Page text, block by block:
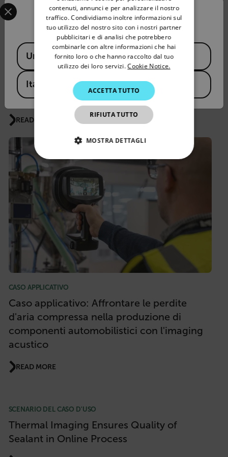
Torpedo in acciaio
READ MORE
NOTA TECNICA
Riduzione dei rischi nascosti nella
produzione di alimenti e bevande
READ MORE
CASO APPLICATIVO
Caso applicativo: Affrontare le perdite
d'aria compressa nella produzione di
componenti automobilistici con l'imaging
acustico
READ MORE
SCENARIO DEL CASO D'USO
Thermal Imaging Ensures Quality of
Sealant in Online Process
Confirm Location
Select your preferred country and language from the
Available Locations
United States
Italy
FRENCH
SPANISH
PORTUGUESE
KOREAN
JAPANESE
CHINESE
contenuti, annunci e per analizzare il nostro
traffico. Condividiamo inoltre informazioni sul
tuo utilizzo del nostro sito con i nostri partner
pubblicitari e di analisi che potrebbero
combinarle con altre informazioni che hai
fornito loro o che hanno raccolto dal tuo
utilizzo dei loro servizi. Cookie Notice.
ACCETTA TUTTO
RIFIUTA TUTTO
MOSTRA DETTAGLI
STRETTAMENTE NECESSARI
PERFORMANCE
TARGETING
FUNZIONALITÀ
Strettamente necessari
Targeting
Funzionalità
I cookie strettamente necessari consentono le
funzionalità principali del sito web come
l"accesso dell"utente e la gestione dell"account. Il
Nome
cashrun_session_id